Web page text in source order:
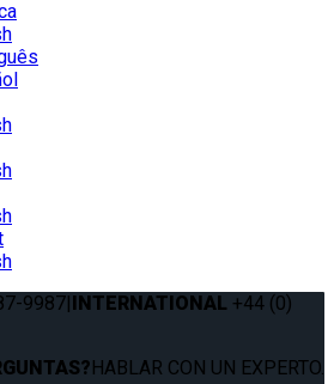
9987|INTERNATIONAL +44 (0)
HABLAR CON UN EXPERTO.